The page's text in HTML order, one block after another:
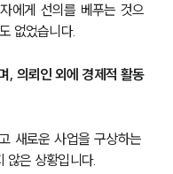
에게 선의를 베푸는 것으
없었습니다.
, 의뢰인 외에 경제적 활동
새로운 사업을 구상하는
않은 상황입니다.